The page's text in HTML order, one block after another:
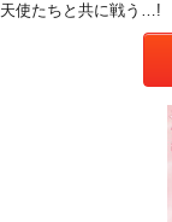
天使たちと共に戦う…!